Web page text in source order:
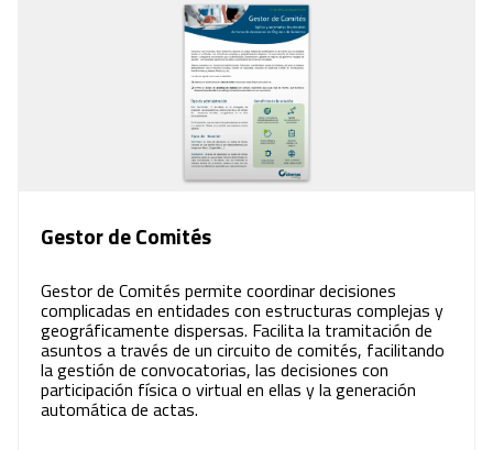
Gestor de Comités
Gestor de Comités permite coordinar decisiones
complicadas en entidades con estructuras complejas y
geográficamente dispersas. Facilita la tramitación de
asuntos a través de un circuito de comités, facilitando
la gestión de convocatorias, las decisiones con
participación física o virtual en ellas y la generación
automática de actas.